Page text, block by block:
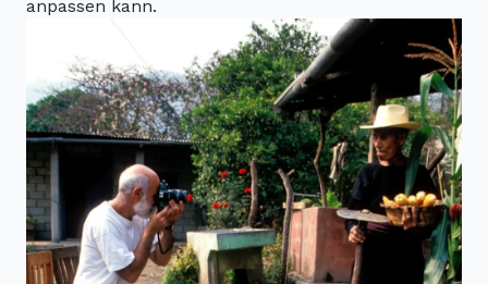
anpassen kann.